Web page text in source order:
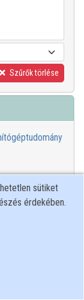
Szűrők törlése
sütiket
érdekében.